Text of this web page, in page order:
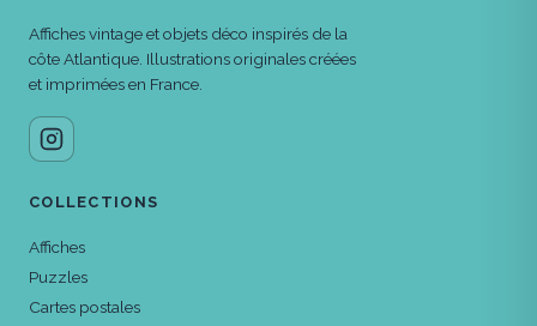
Affiches vintage et objets déco inspirés de la
côte Atlantique. Illustrations originales créées
et imprimées en France.
COLLECTIONS
Affiches
Puzzles
Cartes postales